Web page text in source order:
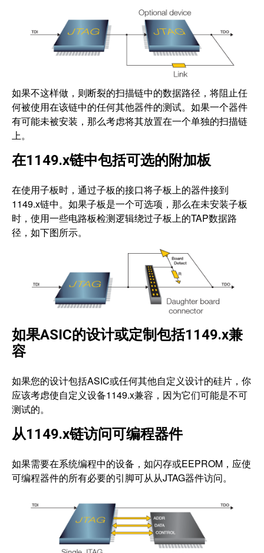
如果不这样做，则断裂的扫描链中的数据路径，将阻止任
何被使用在该链中的任何其他器件的测试。如果一个器件
有可能未被安装，那么考虑将其放置在一个单独的扫描链
上。
在1149.x链中包括可选的附加板
在使用子板时，通过子板的接口将子板上的器件接到
1149.x链中。如果子板是一个可选项，那么在未安装子板
时，使用一些电路板检测逻辑绕过子板上的TAP数据路
径，如下图所示。
如果ASIC的设计或定制包括1149.x兼
容
如果您的设计包括ASIC或任何其他自定义设计的硅片，你
应该考虑使自定义设备1149.x兼容，因为它们可能是不可
测试的。
从1149.x链访问可编程器件
如果需要在系统编程中的设备，如闪存或EEPROM，应使
可编程器件的所有必要的引脚可从从JTAG器件访问。